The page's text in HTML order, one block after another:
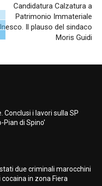
Candidatura Calzatura a
Patrimonio Immateriale
Il plauso del sindaco
Moris Guidi
Conclusi i lavori sulla SP
Pian di Spino’
due criminali marocchini
in zona Fiera